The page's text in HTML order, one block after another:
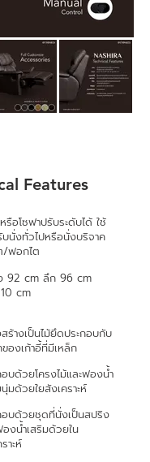
หรือโซฟาปรับระดับได้ ใช้
บนั่งทั่วไปหรือนั่งบริจาค
/ฟอกไต
92 cm ลึก 96 cm
cm
ร้างเป็นไม้ยึดประกอบกับ
องเก้าอี้ที่มีเหล็ก
อบด้วยโครงไม้และฟองน้ำ
นุ่มด้วยใยสังเคราะห์
อบด้วยชุดที่นั่งเป็นสปริง
องน้ำเสริมด้วยใน
าะห์
Features